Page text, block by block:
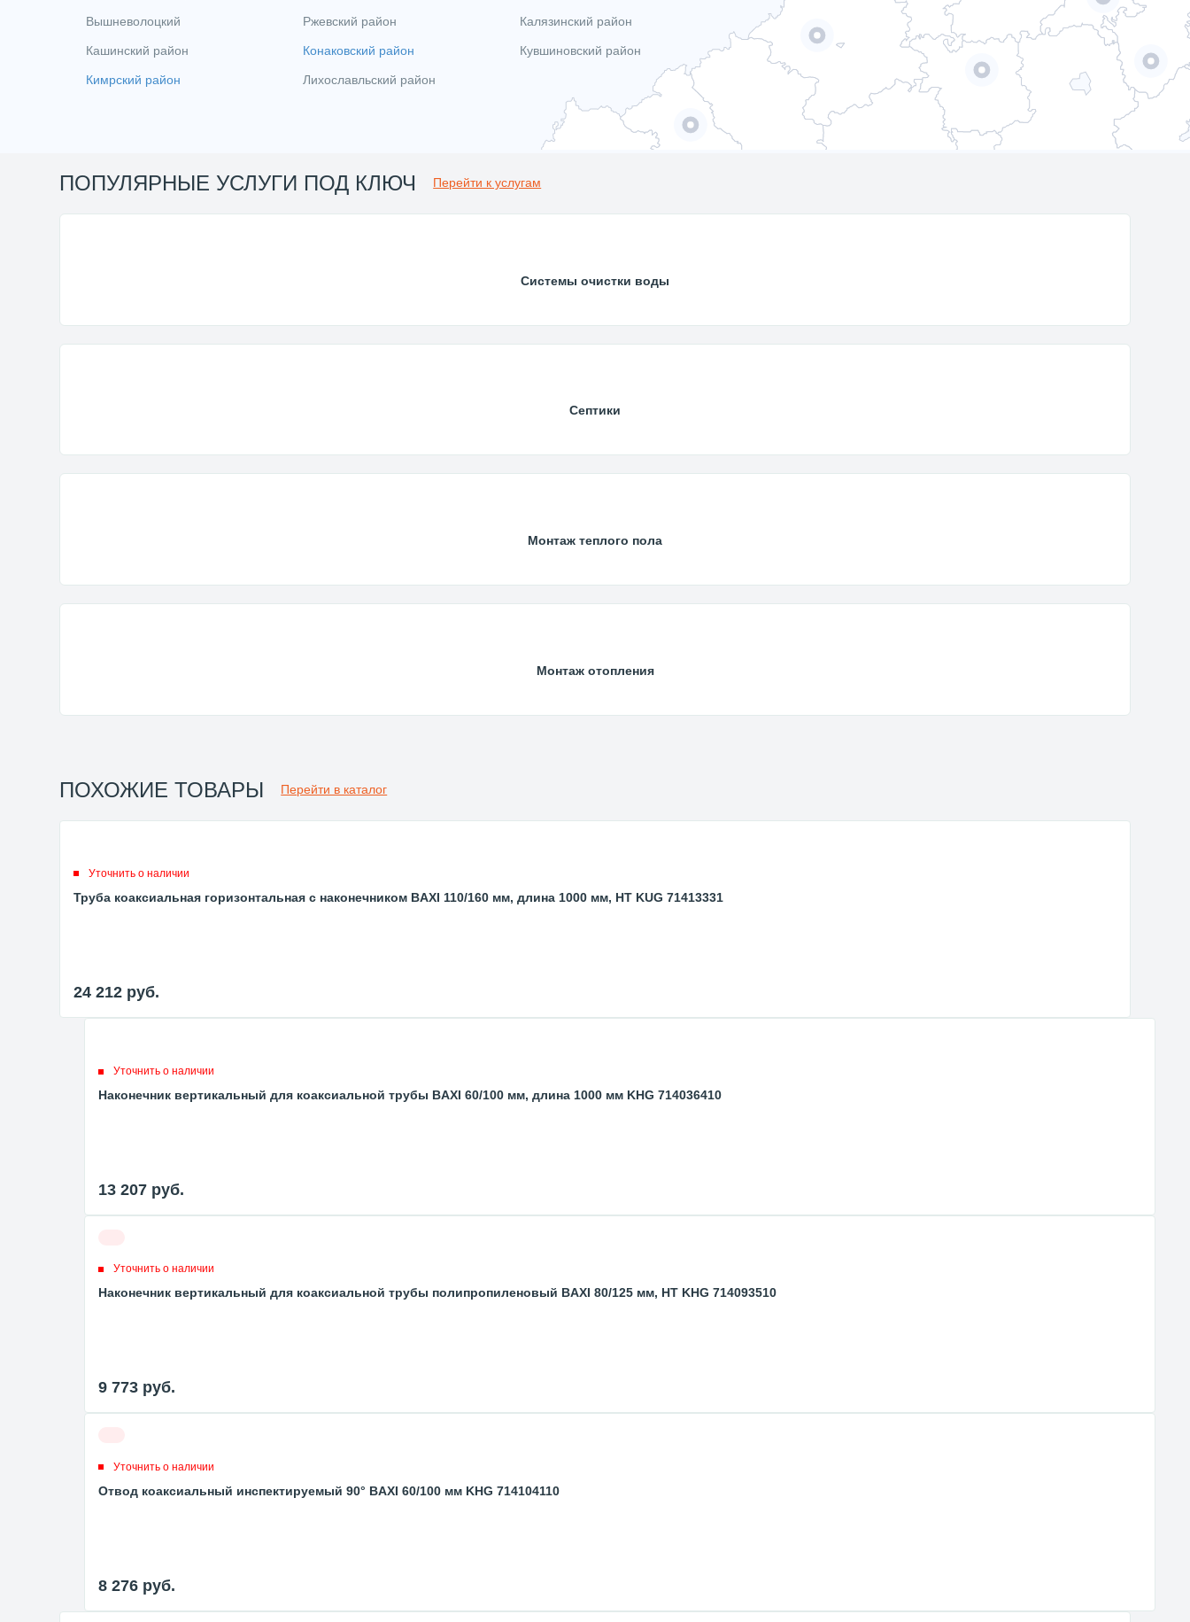
Вышневолоцкий
Кашинский район
Кимрский район
Ржевский район
Конаковский район
Лихославльский район
Калязинский район
Кувшиновский район
ПОПУЛЯРНЫЕ УСЛУГИ ПОД КЛЮЧ Перейти к услугам
Системы очистки воды
Септики
Монтаж теплого пола
Монтаж отопления
ПОХОЖИЕ ТОВАРЫ Перейти в каталог
Уточнить о наличии
Труба коаксиальная горизонтальная с наконечником BAXI 110/160 мм, длина 1000 мм, HT KUG 71413331
24 212 руб.
Уточнить о наличии
Наконечник вертикальный для коаксиальной трубы BAXI 60/100 мм, длина 1000 мм KHG 714036410
13 207 руб.
Уточнить о наличии
Наконечник вертикальный для коаксиальной трубы полипропиленовый BAXI 80/125 мм, HT KHG 714093510
9 773 руб.
Уточнить о наличии
Отвод коаксиальный инспектируемый 90° BAXI 60/100 мм KHG 714104110
8 276 руб.